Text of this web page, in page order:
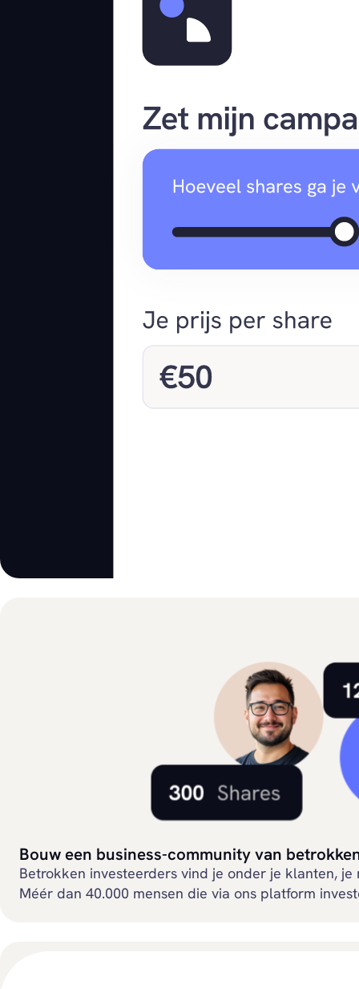
Bouw een business-community van
Betrokken investeerders vind je onder je klanten,
Méér dan 40.000 mensen die via ons platform